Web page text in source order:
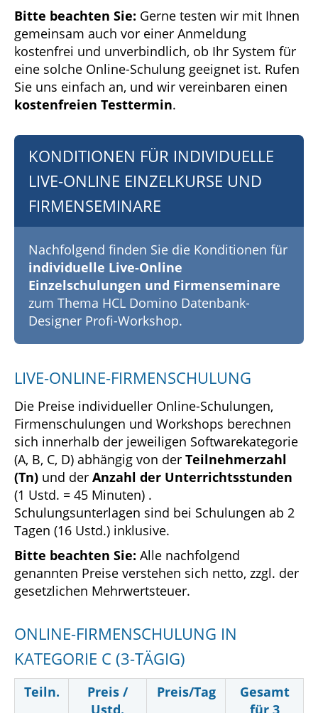
Bitte beachten Sie: Gerne testen wir mit Ihnen
gemeinsam auch vor einer Anmeldung
kostenfrei und unverbindlich, ob Ihr System für
eine solche Online-Schulung geeignet ist. Rufen
Sie uns einfach an, und wir vereinbaren einen
kostenfreien Testtermin.
KONDITIONEN FÜR INDIVIDUELLE
LIVE-ONLINE EINZELKURSE UND
FIRMENSEMINARE
Nachfolgend finden Sie die Konditionen für
individuelle Live-Online
Einzelschulungen und Firmenseminare
zum Thema HCL Domino Datenbank-
Designer Profi-Workshop.
LIVE-ONLINE-FIRMENSCHULUNG
Die Preise individueller Online-Schulungen,
Firmenschulungen und Workshops berechnen
sich innerhalb der jeweiligen Softwarekategorie
(A, B, C, D) abhängig von der Teilnehmerzahl
(Tn) und der Anzahl der Unterrichtsstunden
(1 Ustd. = 45 Minuten) .
Schulungsunterlagen sind bei Schulungen ab 2
Tagen (16 Ustd.) inklusive.
Bitte beachten Sie: Alle nachfolgend
genannten Preise verstehen sich netto, zzgl. der
gesetzlichen Mehrwertsteuer.
ONLINE-FIRMENSCHULUNG IN
KATEGORIE C (3-TÄGIG)
Teiln.
Preis /
Ustd.
Preis/Tag
Gesamt
für 3